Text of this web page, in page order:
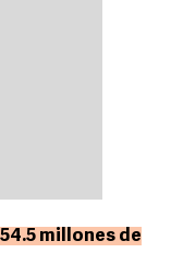
millones de